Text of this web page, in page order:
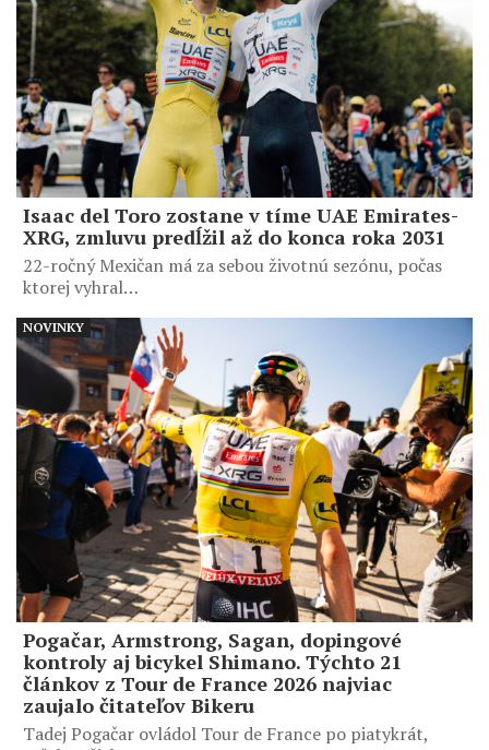
Isaac del Toro zostane v tíme UAE Emirates-
XRG, zmluvu predĺžil až do konca roka 2031
22-ročný Mexičan má za sebou životnú sezónu, počas
ktorej vyhral…
Pogačar, Armstrong, Sagan, dopingové
kontroly aj bicykel Shimano. Týchto 21
článkov z Tour de France 2026 najviac
zaujalo čitateľov Bikeru
Tadej Pogačar ovládol Tour de France po piatykrát,
NOVINKY